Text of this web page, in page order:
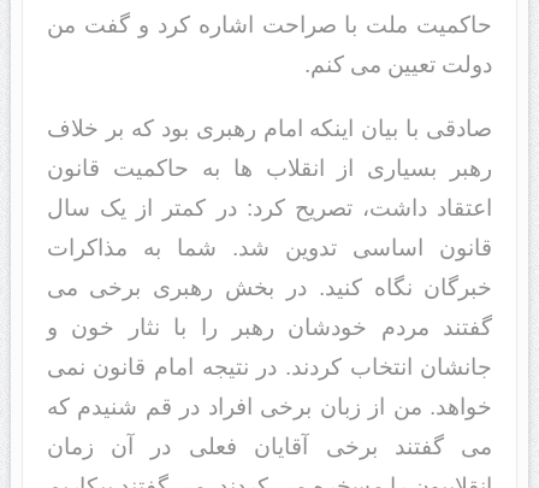
حاکمیت ملت با صراحت اشاره کرد و گفت من
دولت تعیین می کنم.
صادقی با بیان اینکه امام رهبری بود که بر خلاف
رهبر بسیاری از انقلاب ها به حاکمیت قانون
اعتقاد داشت، تصریح کرد: در کمتر از یک سال
قانون اساسی تدوین شد. شما به مذاکرات
خبرگان نگاه کنید. در بخش رهبری برخی می
گفتند مردم خودشان رهبر را با نثار خون و
جانشان انتخاب کردند. در نتیجه امام قانون نمی
خواهد. من از زبان برخی افراد در قم شنیدم که
می گفتند برخی آقایان فعلی در آن زمان